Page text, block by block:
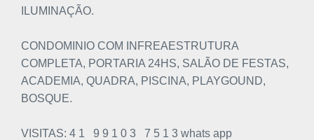
ILUMINAÇÃO.
CONDOMINIO COM INFREAESTRUTURA
COMPLETA, PORTARIA 24HS, SALÃO DE FESTAS,
ACADEMIA, QUADRA, PISCINA, PLAYGOUND,
BOSQUE.
VISITAS: 4 1 9 9 1 0 3 7 5 1 3 whats app